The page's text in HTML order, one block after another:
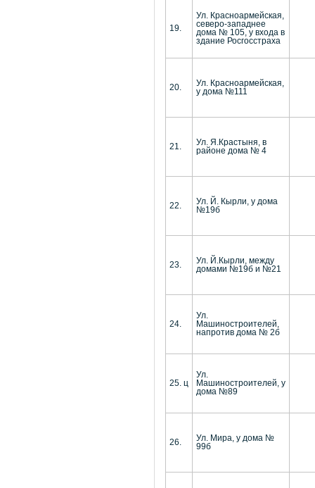
19.
Ул. Красноармейская,
северо-западнее
дома № 105, у входа в
здание Росгосстраха
20.
Ул. Красноармейская,
у дома №111
21.
Ул. Я.Крастыня, в
районе дома № 4
22.
Ул. Й. Кырли, у дома
№19б
23.
Ул. Й.Кырли, между
домами №19б и №21
24.
Ул.
Машиностроителей,
напротив дома № 2б
25. ц
Ул.
Машиностроителей, у
дома №89
26.
Ул. Мира, у дома №
99б